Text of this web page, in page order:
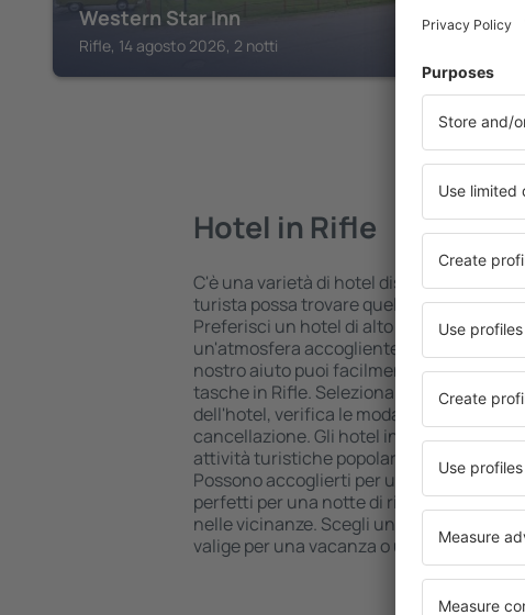
Western Star Inn
Rifle, 14 agosto 2026, 2 notti
Hotel in Rifle
C'è una varietà di hotel disponibili in
turista possa trovare quello più adatto
Preferisci un hotel di alto livello all
un'atmosfera accogliente e una
nostro aiuto puoi facilmente prenotare
tasche in Rifle. Seleziona la destinazione
dell'hotel, verifica le modalità di
cancellazione. Gli hotel in Rifle si
attività turistiche popolari, ma anche un
Possono accoglierti per una vacanza più
perfetti per una notte di riposo quando
nelle vicinanze. Scegli un hotel per te e
valige per una vacanza o un viaggio